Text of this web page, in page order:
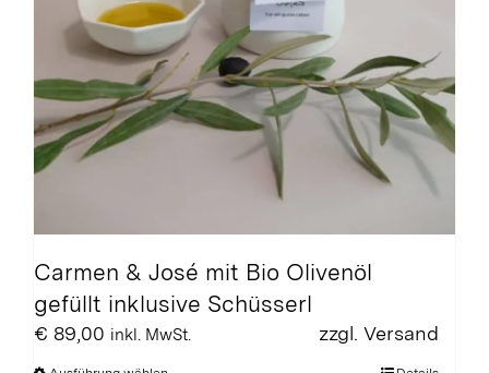
Carmen & José mit Bio Olivenöl
gefüllt inklusive Schüsserl
€ 89,00 inkl. MwSt. zzgl. Versand